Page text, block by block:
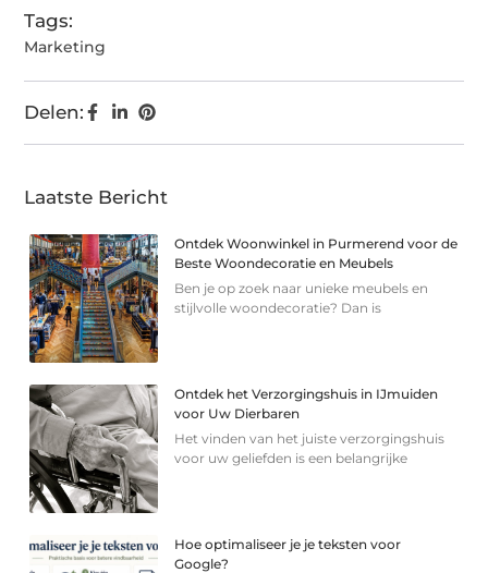
Tags:
Marketing
Delen:
Laatste Bericht
Ontdek Woonwinkel in Purmerend voor de
Beste Woondecoratie en Meubels
Ben je op zoek naar unieke meubels en
stijlvolle woondecoratie? Dan is
Ontdek het Verzorgingshuis in IJmuiden
voor Uw Dierbaren
Het vinden van het juiste verzorgingshuis
voor uw geliefden is een belangrijke
Hoe optimaliseer je je teksten voor
Google?